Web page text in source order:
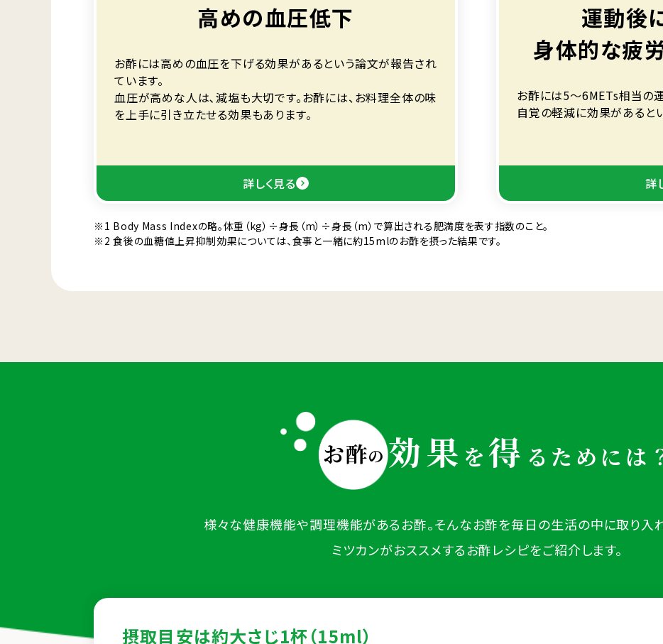
高めの血圧低下
お酢には高めの血圧を下げる効果があるという論文が報告され
ています。
血圧が高めな人は､減塩も大切です。お酢には、お料理全体の味
を上手に引き立たせる効果もあります。
詳しく見る
運動後
身体的な疲
お酢には5～6METs相当の
自覚の軽減に効果があると
詳
※1 Body Mass Indexの略。体重（kg）÷身長（m）÷身長（m）で算出される肥満度を表す指数のこと。
※2 食後の血糖値上昇抑制効果については、食事と一緒に約15mlのお酢を摂った結果です。
お酢の 効果 を 得 るためには
様々な健康機能や調理機能があるお酢。そんなお酢を毎日の生活の中に取り入
ミツカンがおススメするお酢レシピをご紹介します。
摂取目安は約大さじ1杯（15ml）